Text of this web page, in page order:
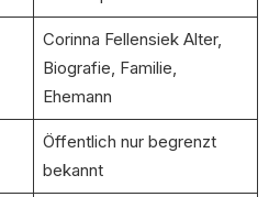
Corinna Fellensiek Alter,
Biografie, Familie,
Ehemann
Öffentlich nur begrenzt
bekannt